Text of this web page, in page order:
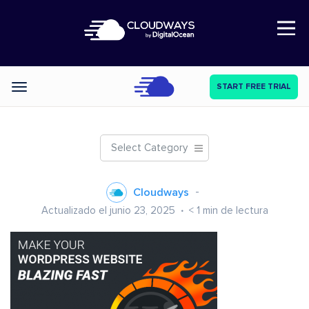
Open Nav
Categories START FREE TRIAL
Select Category
Cloudways
Actualizado el junio 23, 2025 < 1 min de lectura